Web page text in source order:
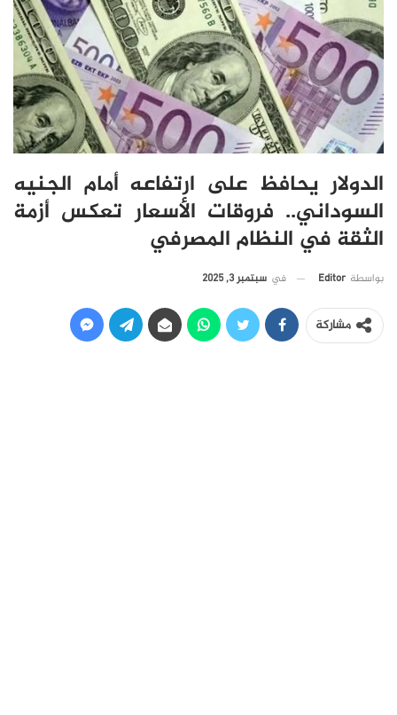
الدولار يحافظ على ارتفاعه أمام الجنيه
السوداني.. فروقات الأسعار تعكس أزمة
الثقة في النظام المصرفي
بواسطة Editor في سبتمبر 3, 2025
مشاركة